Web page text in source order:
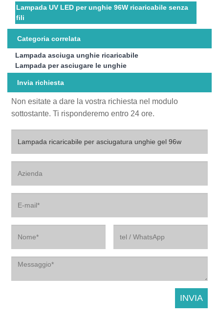
Lampada UV LED per unghie 96W ricaricabile senza
fili
Categoria correlata
Lampada asciuga unghie ricaricabile
Lampada per asciugare le unghie
Invia richiesta
Non esitate a dare la vostra richiesta nel modulo
sottostante. Ti risponderemo entro 24 ore.